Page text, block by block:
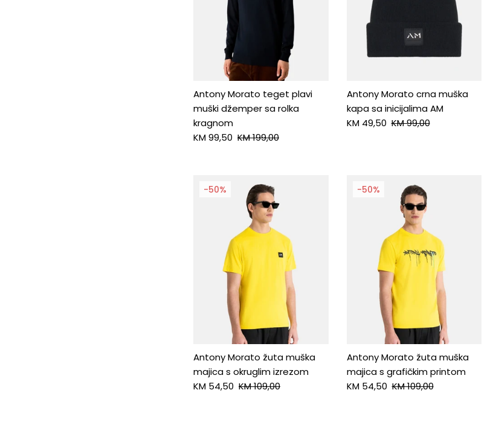
Antony Morato teget plavi
muški džemper sa rolka
kragnom
KM 99,50 KM 199,00
Antony Morato crna muška
kapa sa inicijalima AM
KM 49,50 KM 99,00
-50%
Antony Morato žuta muška
majica s okruglim izrezom
KM 54,50 KM 109,00
-50%
Antony Morato žuta muška
majica s grafičkim printom
KM 54,50 KM 109,00